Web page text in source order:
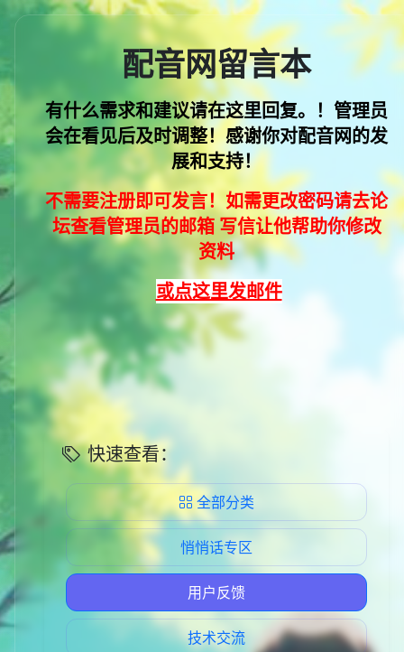
配音网留言本
有什么需求和建议请在这里回复。！管理员
会在看见后及时调整！感谢你对配音网的发
展和支持！
不需要注册即可发言！如需更改密码请去论
坛查看管理员的邮箱 写信让他帮助你修改
资料
或点这里发邮件
快速查看：
全部分类
悄悄话专区
用户反馈
技术交流